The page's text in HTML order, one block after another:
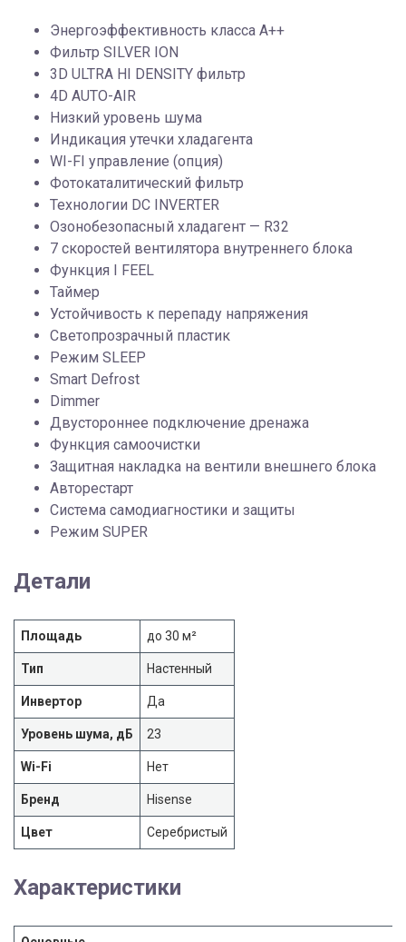
Энергоэффективность класса А++
Фильтр SILVER ION
3D ULTRA HI DENSITY фильтр
4D AUTO-AIR
Низкий уровень шума
Индикация утечки хладагента
WI-FI управление (опция)
Фотокаталитический фильтр
Технологии DC INVERTER
Озонобезопасный хладагент — R32
7 скоростей вентилятора внутреннего блока
Функция I FEEL
Таймер
Устойчивость к перепаду напряжения
Светопрозрачный пластик
Режим SLEEP
Smart Defrost
Dimmer
Двустороннее подключение дренажа
Функция самоочистки
Защитная накладка на вентили внешнего блока
Авторестарт
Система самодиагностики и защиты
Режим SUPER
Детали
Площадь до 30 м²
Тип Настенный
Инвертор Да
Уровень шума, дБ 23
Wi-Fi Нет
Бренд Hisense
Цвет Серебристый
Характеристики